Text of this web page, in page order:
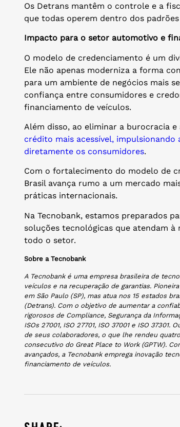
Os Detrans mantêm o controle e a
que todas operem dentro dos
Impacto para o setor automotivo e
O modelo de credenciamento é um
Ele não apenas moderniza a forma
para um ambiente de negócios mais
confiança entre consumidores e
financiamento de veículos.
Além disso, ao eliminar a burocracia
crédito mais acessível,
diretamente os consumidores.
Com o fortalecimento do modelo de
Brasil avança rumo a um mercado
práticas internacionais.
Na Tecnobank, estamos preparados
soluções tecnológicas que atendam
todo o setor.
Sobre a Tecnobank
A Tecnobank é uma empresa brasileira de
veículos e na recuperação de garantias.
em São Paulo (SP), mas atua nos 15 estados
(Detrans). Com o objetivo de aumentar a
rigorosos de Compliance, Segurança da
ISOs 27001, ISO 27701, ISO 37001 e ISO
de seus colaboradores, o que lhe rendeu
consecutivo do Great Place to Work (GPTW).
avançados, a Tecnobank emprega inovação
financiamento de veículos.